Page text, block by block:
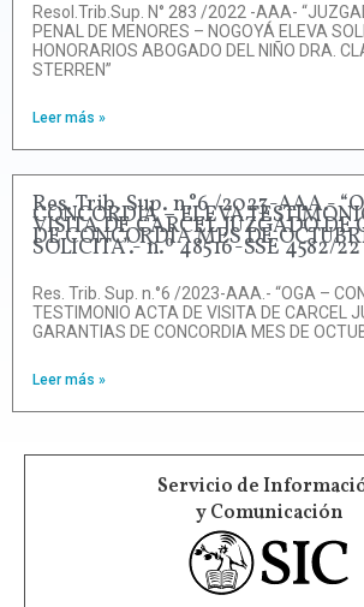
Resol.Trib.Sup. N° 283 /2022 -AAA-
PENAL DE MENORES – NOGOYÁ ELEVA
HONORARIOS ABOGADO DEL NIÑO DRA.
STERREN”
Leer más »
Res. Trib. Sup. n.°6 /2023-AAA.-
CONCORDIA – ELEVA
VISITA DE CARCEL JUZGADO DE
DE CONCORDIA MES DE
SOLICITA”.- n.º 48516-SSE 4582/22
Res. Trib. Sup. n.°6 /2023-AAA.- “OGA –
TESTIMONIO ACTA DE VISITA DE CARCEL
GARANTIAS DE CONCORDIA MES DE
Leer más »
Servicio de
y Comunicación